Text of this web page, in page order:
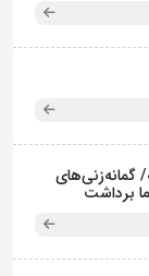
گمانه‌زنی‌های
برداشت